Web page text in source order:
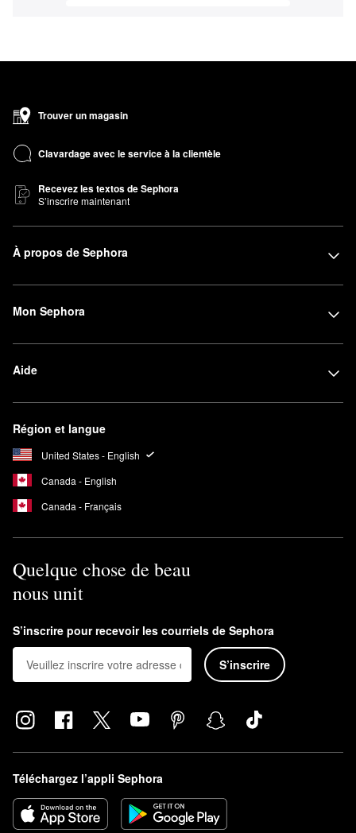
Trouver un magasin
Clavardage avec le service à la clientèle
Recevez les textos de Sephora
S’inscrire maintenant
À propos de Sephora
Mon Sephora
Aide
Région et langue
United States - English
Canada - English
Canada - Français
Quelque chose de beau
nous unit
S’inscrire pour recevoir les courriels de Sephora
S’inscrire
Téléchargez l’appli Sephora